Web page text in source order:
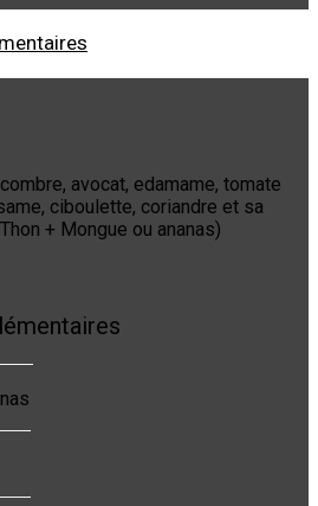
avocat, edamame, tomate
ciboulette, coriandre et sa
+ Mongue ou ananas)